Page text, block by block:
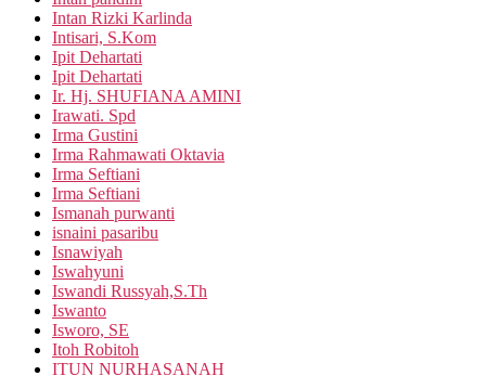
Intan Rizki Karlinda
Intisari, S.Kom
Ipit Dehartati
Ipit Dehartati
Ir. Hj. SHUFIANA AMINI
Irawati. Spd
Irma Gustini
Irma Rahmawati Oktavia
Irma Seftiani
Irma Seftiani
Ismanah purwanti
isnaini pasaribu
Isnawiyah
Iswahyuni
Iswandi Russyah,S.Th
Iswanto
Isworo, SE
Itoh Robitoh
ITUN NURHASANAH